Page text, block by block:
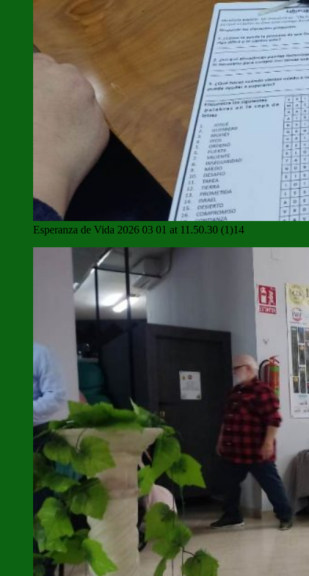
Esperanza de Vida 2026 03 01 at 11.50.30 (1)14